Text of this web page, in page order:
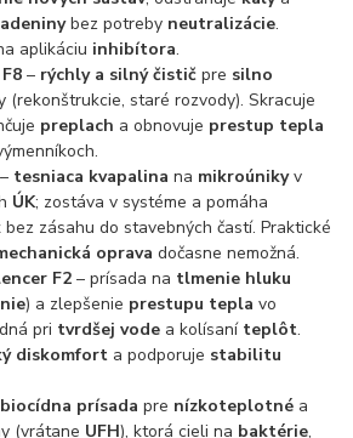
bez potreby neutralizácie.
aplikáciu inhibítora.
– rýchly a silný čistič pre silno
(rekonštrukcie, staré rozvody). Skracuje
preplach a obnovuje prestup tepla
– tesniaca kvapalina na mikroúnikyv
ÚK; zostáva v systéme a pomáha
bez zásahu do stavebných častí. Praktické
oprava dočasne nemožná.
F2 – prísada na tlmenie hluku
) a zlepšenie prestupu tepla vo
pri tvrdšej vode a kolísaní teplôt.
diskomfort a podporuje stabilitu
biocídna prísada pre nízkoteplotné a
(vrátane UFH), ktorá cieli na baktérie,